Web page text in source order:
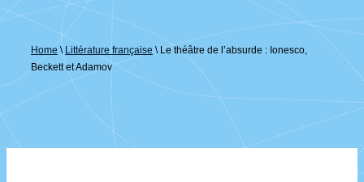
Home \ Littérature française \ Le théâtre de l’absurde : Ionesco,
Beckett et Adamov